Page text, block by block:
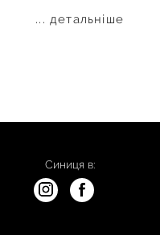
... детальніше
Синиця в: